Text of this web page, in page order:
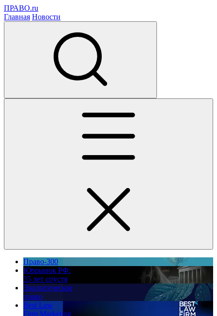
ПРАВО.ru
Главная Новости
Право-300
Юррынок РФ:
35 лет спустя
Экологическое
право
Best Law
Firm Marketing